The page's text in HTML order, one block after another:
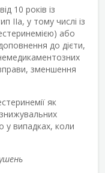
10 років із
ІІа, у тому числі із
або
до дієти,
зменшення
як
у випадках, коли